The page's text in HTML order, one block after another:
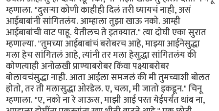
म्हणाला. "दुसर्‍या कोणी काहीही दिलं तरी घ्यायचं नाही, असं
आईबाबांनी सांगितलंय. आम्हाला तुझा खाऊ नको. आम्ही
आईबाबांची वाट पाहू. येतीलच ते इतक्यात." त्या दोघी एका सुरात
म्हणाल्या. "तुमच्या आईबाबांचं बरोबरच आहे, माझ्या आईनेसुद्धा
मला हेच सांगितलं आहे, त्यांनी तर मला हेसुद्धा सांगितलंय की
कोणत्याही अनोळखी प्राण्याबरोबर किंवा पक्ष्याबरोबर
बोलायचंसुद्धा नाही. आता आईला समजलं की मी तुमच्याशी बोलत
होतो, तर ती मलासुद्धा ओरडेल. ए, चला, मी जातो इकडून." चिनू
म्हणाला. "ए, नको ना रे जाऊस, माझी आई परत येईपर्यंत थांब ना,